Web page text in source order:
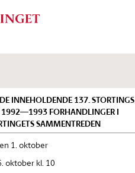
INNEHOLDENDE 137. STORTINGS
1992—1993 FORHANDLINGER I
SAMMENTREDEN
1. oktober
oktober kl. 10